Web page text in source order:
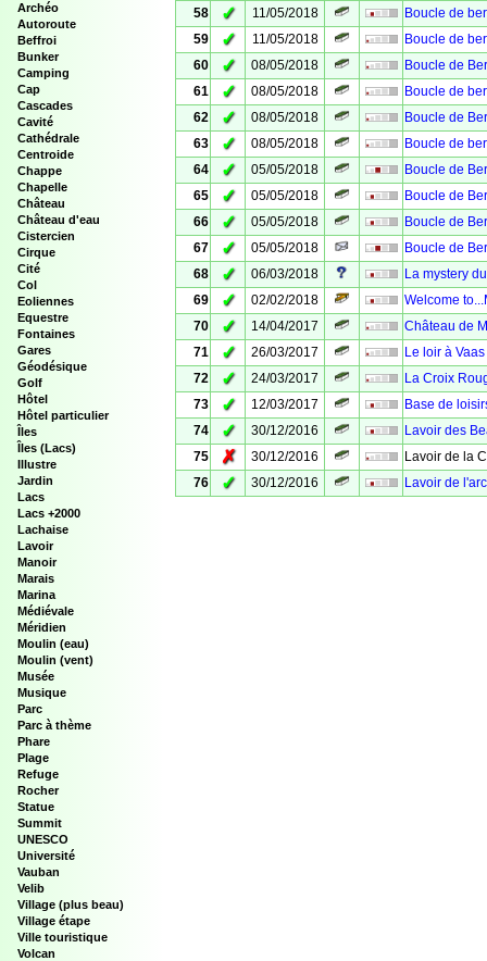
Archéo
Autoroute
Beffroi
Bunker
Camping
Cap
Cascades
Cavité
Cathédrale
Centroide
Chappe
Chapelle
Château
Château d'eau
Cistercien
Cirque
Cité
Col
Eoliennes
Equestre
Fontaines
Gares
Géodésique
Golf
Hôtel
Hôtel particulier
Îles
Îles (Lacs)
Illustre
Jardin
Lacs
Lacs +2000
Lachaise
Lavoir
Manoir
Marais
Marina
Médiévale
Méridien
Moulin (eau)
Moulin (vent)
Musée
Musique
Parc
Parc à thème
Phare
Plage
Refuge
Rocher
Statue
Summit
UNESCO
Université
Vauban
Velib
Village (plus beau)
Village étape
Ville touristique
Volcan
58
✓ 11/05/2018
Boucle de
59
✓ 11/05/2018
Boucle de
60
✓ 08/05/2018
Boucle de
61
✓ 08/05/2018
Boucle de
62
✓ 08/05/2018
Boucle de
63
✓ 08/05/2018
Boucle de
64
✓ 05/05/2018
Boucle de
65
✓ 05/05/2018
Boucle de
66
✓ 05/05/2018
Boucle de
67
✓ 05/05/2018
Boucle de
68
✓ 06/03/2018
La mystery
69
✓ 02/02/2018
Welcome
70
✓ 14/04/2017
Château de
71
✓ 26/03/2017
Le loir à Vaas
72
✓ 24/03/2017
La Croix
73
✓ 12/03/2017
Base de
74
✓ 30/12/2016
Lavoir des
75
✗ 30/12/2016
Lavoir de la
76
✓ 30/12/2016 Lavoir de